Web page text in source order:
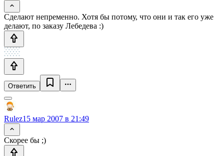
Сделают непременно. Хотя бы потому, что они и так его уже
делают, по заказу Лебедева :)
Ответить
Rulez15 мар 2007 в 21:49
Скорее бы ;)